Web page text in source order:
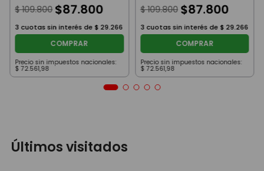
$ 109.800 $87.800
3 cuotas sin interés de $ 29.266
COMPRAR
Precio sin impuestos nacionales:
$ 72.561,98
$ 109.800 $87.800
3 cuotas sin interés de $ 29.266
COMPRAR
Precio sin impuestos nacionales:
$ 72.561,98
Últimos visitados